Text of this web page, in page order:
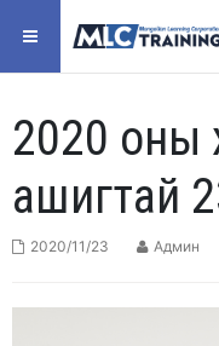
2020 оны
ашигтай
2020/11/23 Админ